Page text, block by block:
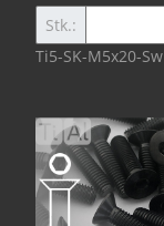
Stk.:
Ti5-SK-M5x20-Sw